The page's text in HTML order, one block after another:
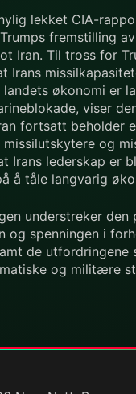
lekket CIA-
fremstilling
Iran. Til tross for
Irans
økonomi er
viser
fortsatt beholder
og
Irans lederskap er
å tåle langvarig
understreker den
og spenningen i
de utfordringene
og militære